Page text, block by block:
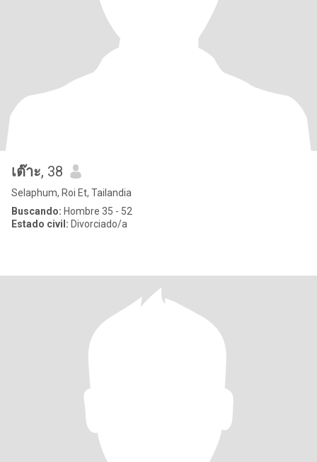
เต๊าะ, 38
Selaphum, Roi Et, Tailandia
Buscando: Hombre 35 - 52
Estado civil: Divorciado/a